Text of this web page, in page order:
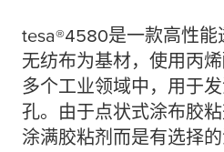
tesa®4580是一款高性能
无纺布为基材，使用丙
多个工业领域中，用于
孔。由于点状式涂布胶
涂满胶粘剂而是有选择